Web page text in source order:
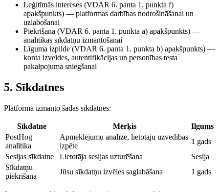
Leģitīmās intereses (VDAR 6. panta 1. punkta f)
apakšpunkts) — platformas darbības nodrošināšanai un
uzlabošanai
Piekrišana (VDAR 6. panta 1. punkta a) apakšpunkts) —
analītikas sīkdatņu izmantošanai
Līguma izpilde (VDAR 6. panta 1. punkta b) apakšpunkts) —
konta izveides, autentifikācijas un personības testa
pakalpojuma sniegšanai
5. Sīkdatnes
Platforma izmanto šādas sīkdatnes:
Sīkdatne Mērķis
Ilgums
PostHog
analītika
Apmeklējumu analīze, lietotāju uzvedības
izpēte
1 gads
Sesijas sīkdatne
Lietotāja sesijas uzturēšana
Sesija
Sīkdatņu
piekrišana
Jūsu sīkdatņu izvēles saglabāšana 1 gads